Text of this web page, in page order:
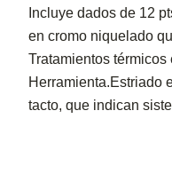
Incluye dados de 12
en cromo niquelado
Tratamientos
Herramienta.Estriado
tacto, que indican